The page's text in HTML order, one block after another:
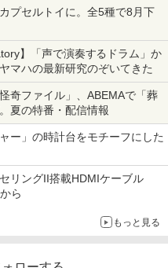
プセルトイに。全5種で8月下
】「声で演奏するドラム」か
マハの最新研究のぞいてきた
奇ファイル」、ABEMAで「葬
夏の特番・配信情報
ー」の時計台をモチーフにした
リングII搭載HDMIケーブル
ら
もっと見る